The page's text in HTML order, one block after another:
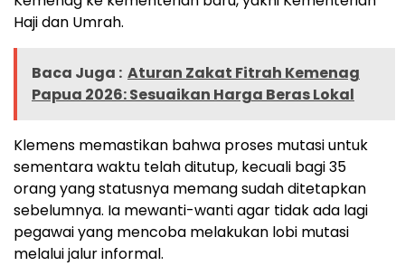
Haji dan Umrah.
Baca Juga : Aturan Zakat Fitrah Kemenag
Papua 2026: Sesuaikan Harga Beras Lokal
Klemens memastikan bahwa proses mutasi untuk
sementara waktu telah ditutup, kecuali bagi 35
orang yang statusnya memang sudah ditetapkan
sebelumnya. Ia mewanti-wanti agar tidak ada lagi
pegawai yang mencoba melakukan lobi mutasi
melalui jalur informal.